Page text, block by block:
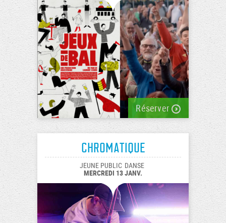
Réserver
Chromatique
JEUNE PUBLIC DANSE
MERCREDI 13 JANV.